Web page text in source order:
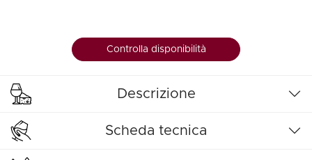
Controlla disponibilità
Descrizione
Scheda tecnica